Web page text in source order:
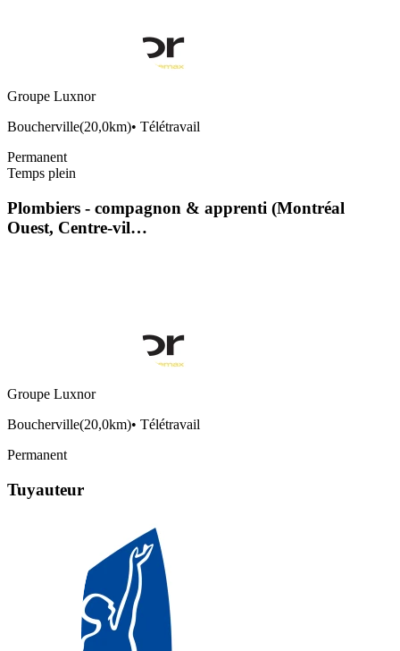
Groupe Luxnor
Boucherville(20,0km)• Télétravail
Permanent
Temps plein
Plombiers - compagnon & apprenti (Montréal
Ouest, Centre-vil…
Groupe Luxnor
Boucherville(20,0km)• Télétravail
Permanent
Tuyauteur